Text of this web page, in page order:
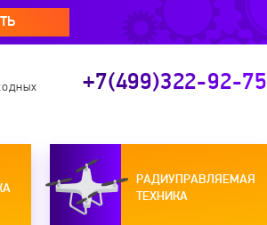
+7(499)322-92-75
РАДИУПРАВЛЯЕМАЯ
ТЕХНИКА